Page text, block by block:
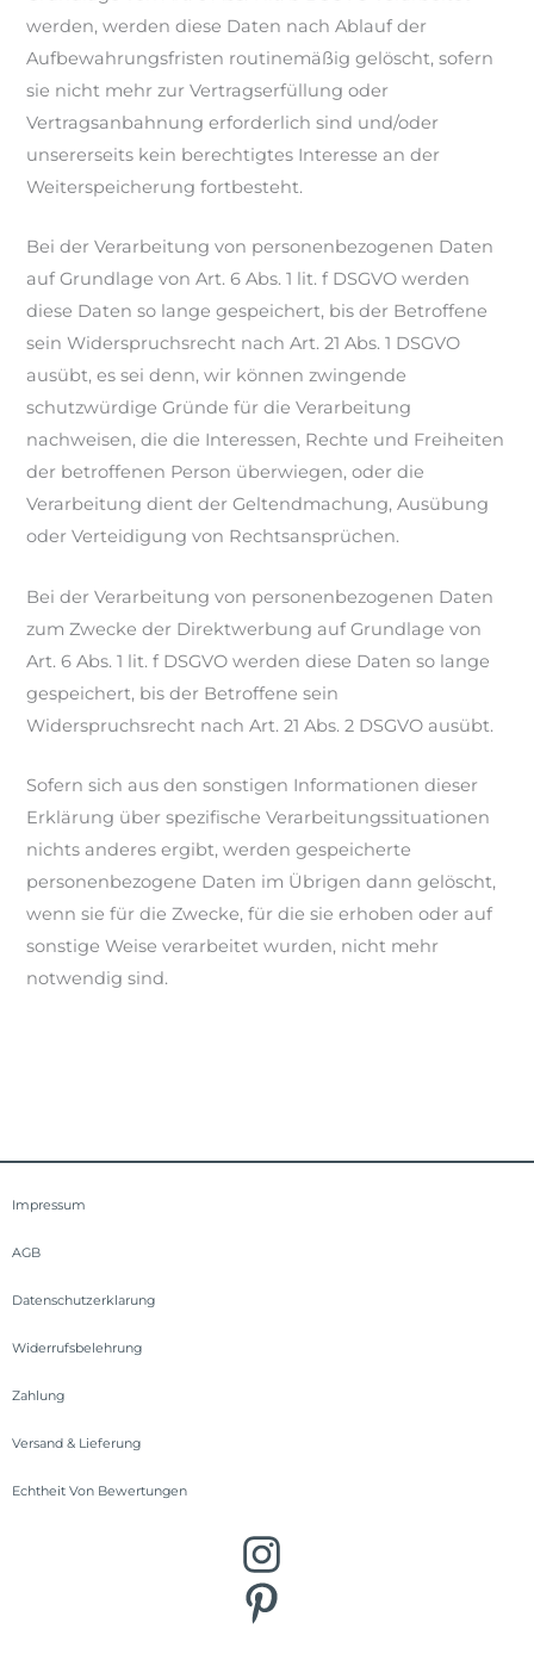
werden, werden diese Daten nach Ablauf der
Aufbewahrungsfristen routinemäßig gelöscht, sofern
sie nicht mehr zur Vertragserfüllung oder
Vertragsanbahnung erforderlich sind und/oder
unsererseits kein berechtigtes Interesse an der
Weiterspeicherung fortbesteht.
Bei der Verarbeitung von personenbezogenen Daten
auf Grundlage von Art. 6 Abs. 1 lit. f DSGVO werden
diese Daten so lange gespeichert, bis der Betroffene
sein Widerspruchsrecht nach Art. 21 Abs. 1 DSGVO
ausübt, es sei denn, wir können zwingende
schutzwürdige Gründe für die Verarbeitung
nachweisen, die die Interessen, Rechte und Freiheiten
der betroffenen Person überwiegen, oder die
Verarbeitung dient der Geltendmachung, Ausübung
oder Verteidigung von Rechtsansprüchen.
Bei der Verarbeitung von personenbezogenen Daten
zum Zwecke der Direktwerbung auf Grundlage von
Art. 6 Abs. 1 lit. f DSGVO werden diese Daten so lange
gespeichert, bis der Betroffene sein
Widerspruchsrecht nach Art. 21 Abs. 2 DSGVO ausübt.
Sofern sich aus den sonstigen Informationen dieser
Erklärung über spezifische Verarbeitungssituationen
nichts anderes ergibt, werden gespeicherte
personenbezogene Daten im Übrigen dann gelöscht,
wenn sie für die Zwecke, für die sie erhoben oder auf
sonstige Weise verarbeitet wurden, nicht mehr
notwendig sind.
Impressum
AGB
Datenschutzerklarung
Widerrufsbelehrung
Zahlung
Versand & Lieferung
Echtheit Von Bewertungen